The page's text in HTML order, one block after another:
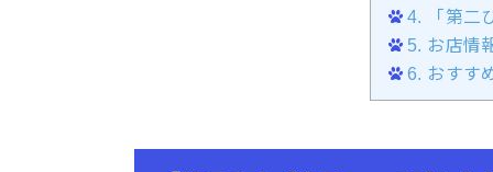
4.
「第二
5. お店情
6. おすす